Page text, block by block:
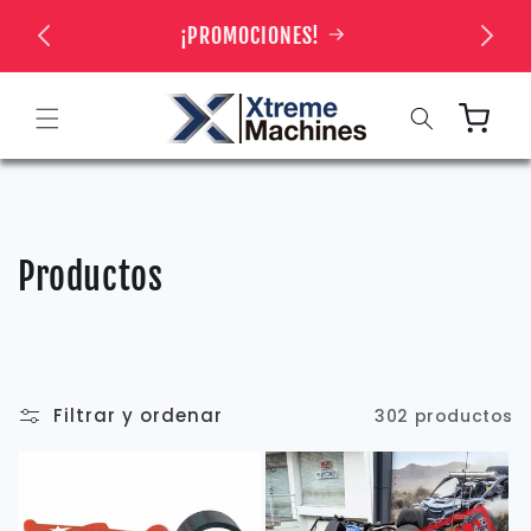
directamente
al contenido
¡PROMOCIONES!
Carrito
C
e
Productos
Filtrar y ordenar 302 productos